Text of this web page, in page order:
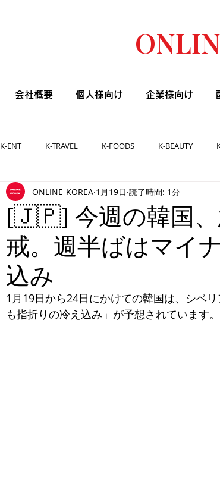
会社概要 個人様向け 企業様向け
K-ENT K-TRAVEL K-FOODS K-BEAUTY
[🇯🇵] 今週の韓国、
戒。週半ばはマイ
込み
ONLINE-KOREA 1月19日 読了時間: 1分
1月19日から24日にかけての韓国は、シベ
も指折りの冷え込み」が予想されています。